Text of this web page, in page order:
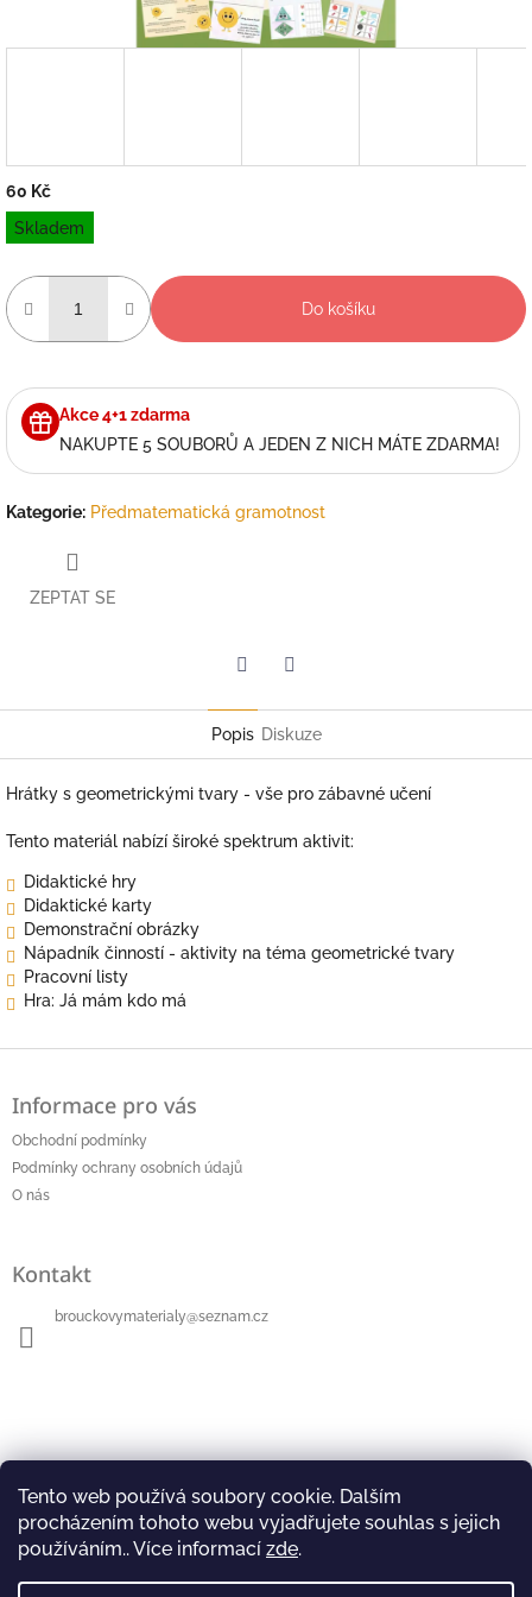
Tento web používá soubory cookie. Dalším
procházením tohoto webu vyjadřujete souhlas s jejich
používáním.. Více informací zde.
60 Kč
Měrná
cena:
Skladem
Do košíku
Akce 4+1 zdarma
NAKUPTE 5 SOUBORŮ A JEDEN Z NICH MÁTE ZDARMA!
Kategorie: Předmatematická gramotnost
ZEPTAT SE
Popis Diskuze
Hrátky s geometrickými tvary - vše pro zábavné učení
Tento materiál nabízí široké spektrum aktivit:
Didaktické hry
Didaktické karty
Demonstrační obrázky
Nápadník činností - aktivity na téma geometrické tvary
Pracovní listy
Hra: Já mám kdo má
pInformace pro vás
Obchodní podmínky
Podmínky ochrany osobních údajů
O nás
Kontakt
brouckovymaterialy@seznam.cz